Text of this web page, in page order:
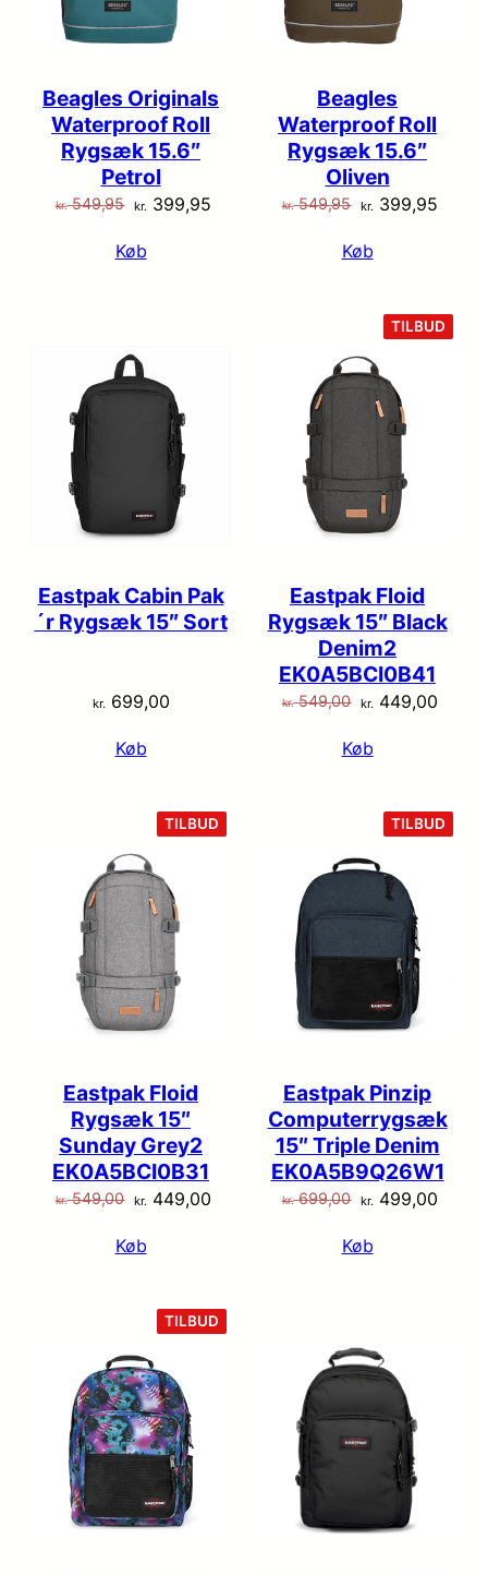
Beagles Originals
Waterproof Roll
Rygsæk 15.6″
Petrol
kr.549,95 Den
pris
kr. 399,95Den
Køb
Beagles
Waterproof Roll
Rygsæk 15.6″
Oliven
kr.549,95 Den
pris
kr. 549,95.
kr. 399,95Den
kr.
Køb
Eastpak Cabin Pak
´r Rygsæk 15″ Sort
kr. 699,00
Køb
TILBUD
PÅ
Eastpak Floid
Rygsæk 15″ Black
Denim2
EK0A5BCI0B41
kr.549,00 Den
pris
kr. 549,00.
kr. 449,00Den
kr.
Køb
TILBUD
PÅ
Eastpak Floid
Rygsæk 15″
Sunday Grey2
EK0A5BCI0B31
kr.549,00 Den
pris
kr. 549,00.
kr. 449,00Den
kr. 449,00.
Køb
TILBUD
PÅ
Eastpak Pinzip
Computerrygsæk
15″ Triple Denim
EK0A5B9Q26W1
kr.699,00 Den
pris
kr. 499,00Den
Køb
TILBUD
PÅ